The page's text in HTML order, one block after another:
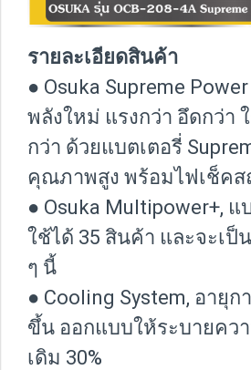
รายละเอียดสินค้า
● Osuka Supreme
พลังใหม่ แรงกว่า อึดกว่า
กว่า ด้วยแบตเตอรี่
คุณภาพสูง พร้อมไฟเช็คส
● Osuka Multipower+, แ
ใช้ได้ 35 สินค้า และจะเป็
ๆ นี้
● Cooling System, อายุ
ขึ้น ออกแบบให้ระบายคว
เดิม 30%